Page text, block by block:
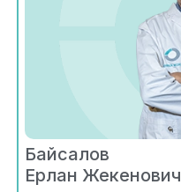
Байсалов
Ерлан Жекенович